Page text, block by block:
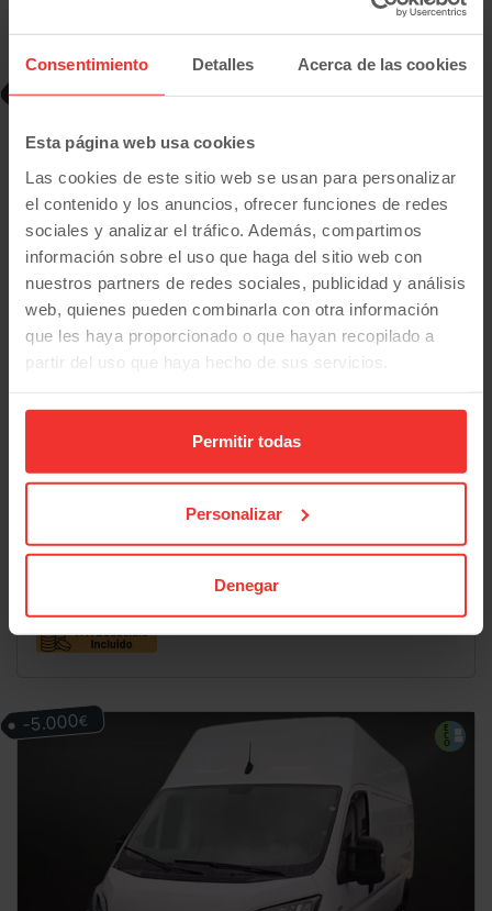
Consentimiento Detalles Acerca de las cookies
Esta página web usa cookies
Las cookies de este sitio web se usan para personalizar
el contenido y los anuncios, ofrecer funciones de redes
sociales y analizar el tráfico. Además, compartimos
información sobre el uso que haga del sitio web con
nuestros partners de redes sociales, publicidad y análisis
web, quienes pueden combinarla con otra información
que les haya proporcionado o que hayan recopilado a
partir del uso que haya hecho de sus servicios.
Permitir todas
Personalizar
Denegar
Furgón L1H1 120 CV
Plan Pive
27.490€
desde351€/mes
-4.000€
-5.000€